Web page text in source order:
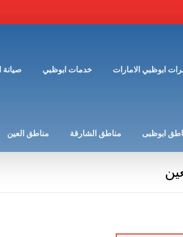
ابوظبي الامارات خدمات ابوظبي صيانة
ابوظبى مناطق الشارقة مناطق العين